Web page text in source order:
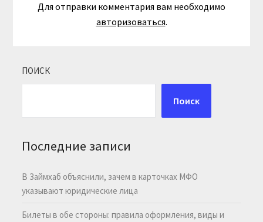
Для отправки комментария вам необходимо
авторизоваться.
ПОИСК
Поиск
Последние записи
В Займхаб объяснили, зачем в карточках МФО
указывают юридические лица
Билеты в обе стороны: правила оформления, виды и